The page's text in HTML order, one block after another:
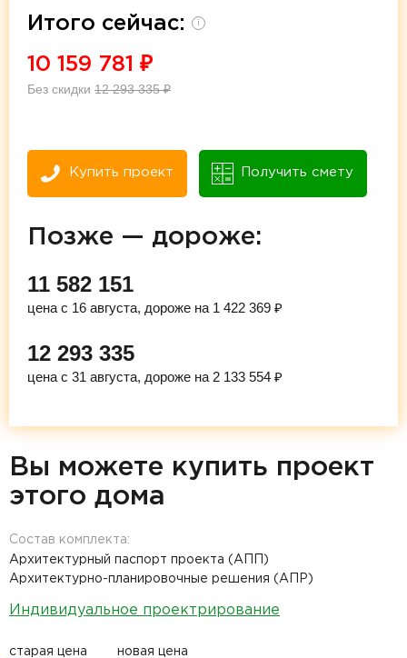
Итого сейчас: i
10 159 781 ₽
Без скидки 12 293 335₽
Купить проект Получить смету
Позже — дороже:
11 582 151
цена с 16 августа, дороже на 1 422 369 ₽
12 293 335
цена с 31 августа, дороже на 2 133 554 ₽
Вы можете купить проект
этого дома
Состав комплекта:
Архитектурный паспорт проекта (АПП)
Архитектурно-планировочные решения (АПР)
Индивидуальное проектрирование
старая цена новая цена